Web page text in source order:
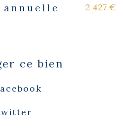
2 427 €
ce bien